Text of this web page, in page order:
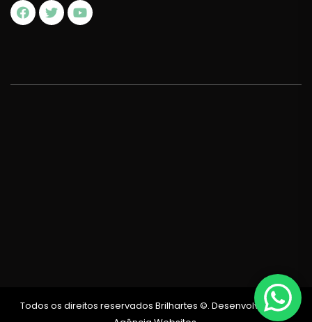
Todos os direitos reservados Brilhartes ©. Desenvolvido por